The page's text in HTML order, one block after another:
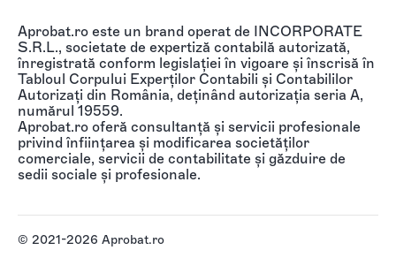
Aprobat.ro este un brand operat de INCORPORATE
S.R.L., societate de expertiză contabilă autorizată,
înregistrată conform legislației în vigoare și înscrisă în
Tabloul Corpului Experților Contabili și Contabililor
Autorizați din România, deținând autorizația seria A,
numărul 19559.
Aprobat.ro oferă consultanță și servicii profesionale
privind înființarea și modificarea societăților
comerciale, servicii de contabilitate și găzduire de
sedii sociale și profesionale.
© 2021-2026 Aprobat.ro